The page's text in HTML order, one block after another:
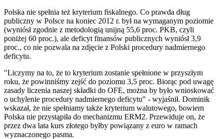
Polska nie spełnia też kryterium fiskalnego. Co prawda dług
publiczny w Polsce na koniec 2012 r. był na wymaganym poziomie
(wyniósł zgodnie z metodologią unijną 55,6 proc. PKB, czyli
poniżej 60 proc.), ale deficyt finansów publicznych wyniósł 3,9
proc., co nie pozwala na zdjęcie z Polski procedury nadmiernego
deficytu.
"Liczymy na to, że to kryterium zostanie spełnione w przyszłym
roku, że powinniśmy zejść do poziomu 3,5 proc. Biorąc pod uwagę
zasady liczenia naszej składki do OFE, można by było wnioskować
o uchylenie procedury nadmiernego deficytu" - wyjaśnił. Dominik
wskazał, że nie spełniamy także kryterium walutowego, bowiem
Polska nie przystąpiła do mechanizmu ERM2. Przewiduje on, że
przez dwa lata kurs złotego byłby powiązany z euro w ramach
wyznaczonego pasma.